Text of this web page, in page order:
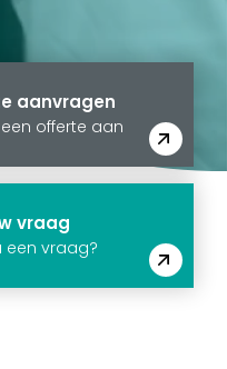
aanvragen
offerte aan
vraag
een vraag?